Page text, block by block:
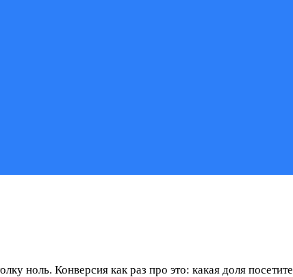
ноль. Конверсия как раз про это: какая доля